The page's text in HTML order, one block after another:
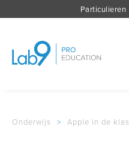
Particulieren
Onderwijs > Apple in de klas